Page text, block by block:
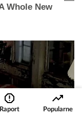
Raport
Popularne